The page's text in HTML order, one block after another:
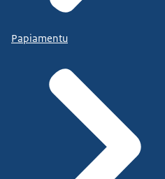
Papiamentu